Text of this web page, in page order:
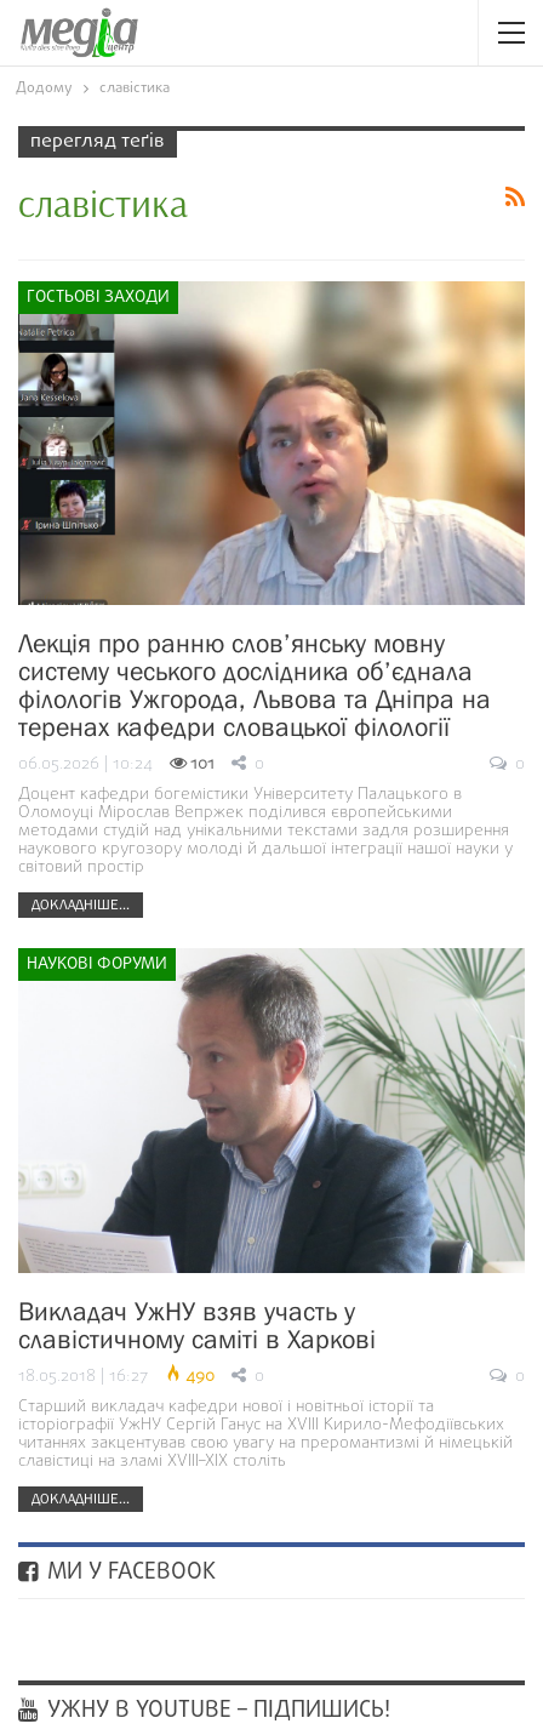
Додому славістика
перегляд теґів
славістика
ГОСТЬОВІ ЗАХОДИ
Лекція про ранню слов’янську мовну
систему чеського дослідника об’єднала
філологів Ужгорода, Львова та Дніпра на
теренах кафедри словацької філології
06.05.2026 | 10:24 101 0
0
Доцент кафедри богемістики Університету Палацького в
Оломоуці Мірослав Вепржек поділився європейськими
методами студій над унікальними текстами задля розширення
наукового кругозору молоді й дальшої інтеграції нашої науки у
світовий простір
ДОКЛАДНІШЕ...
НАУКОВІ ФОРУМИ
Викладач УжНУ взяв участь у
славістичному саміті в Харкові
18.05.2018 | 16:27 490 0
0
Старший викладач кафедри нової і новітньої історії та
історіографії УжНУ Сергій Ганус на XVIII Кирило-Мефодіївських
читаннях закцентував свою увагу на преромантизмі й німецькій
славістиці на зламі XVIII–XIX століть
ДОКЛАДНІШЕ...
МИ У FACEBOOK
УЖНУ В YOUTUBE – ПІДПИШИСЬ!